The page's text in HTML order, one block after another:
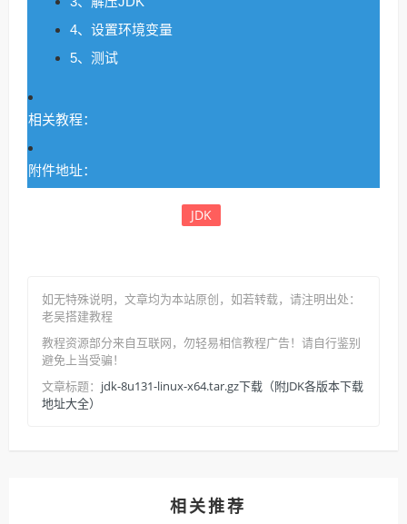
4、设置环境变量
5、测试
相关教程：
附件地址：
JDK
如无特殊说明，文章均为本站原创 ，如若转载，请注明出处：
老吴搭建教程
教程资源部分来自互联网，勿轻易相信教程广告！请自行鉴别
避免上当受骗！
文章标题： jdk-8u131-linux-x64.tar.gz下载（附JDK各版本下载
地址大全）
相关推荐